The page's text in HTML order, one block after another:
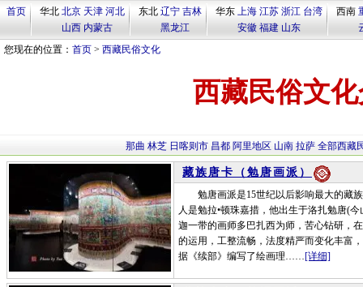
首页 华北 北京 天津 河北
山西 内蒙古
东北 辽宁 吉林
黑龙江
华东 上海 江苏 浙江 台湾
安徽 福建 山东
西南
您现在的位置： 首页 > 西藏民俗文化
西藏民俗文
那曲 林芝 日喀则市 昌都 阿里地区 山南 拉萨 全部西藏
藏族唐卡（勉唐画派）
勉唐画派是15世纪以后影响最大的藏族
人是勉拉•顿珠嘉措，他出生于洛扎勉唐(
迦一带的画师多巴扎西为师，苦心钻研，
的运用，工整流畅，法度精严而变化丰富
据《续部》编写了绘画理……[详细]